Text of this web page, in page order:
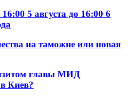
5 августа до 16:00 6
на таможне или новая
главы МИД
Киев?